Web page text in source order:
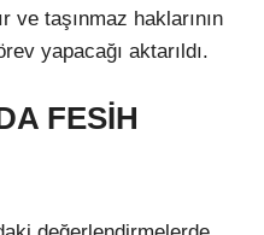
ve taşınmaz haklarının
yapacağı aktarıldı.
FESİH